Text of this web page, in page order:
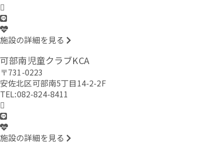
施設の詳細を見る
可部南児童クラブKCA
〒731-0223
安佐北区可部南5丁目14-2-2F
TEL:082-824-8411
施設の詳細を見る